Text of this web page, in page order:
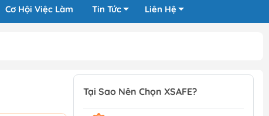
Cơ Hội Việc Làm Tin Tức Liên Hệ
Tại Sao Nên Chọn XSAFE?